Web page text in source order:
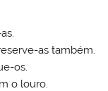
as também.
os.
o louro.